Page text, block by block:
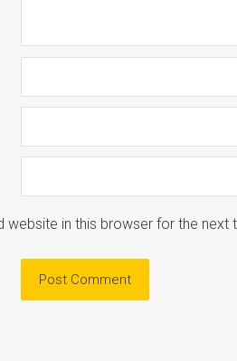
website in this browser for the